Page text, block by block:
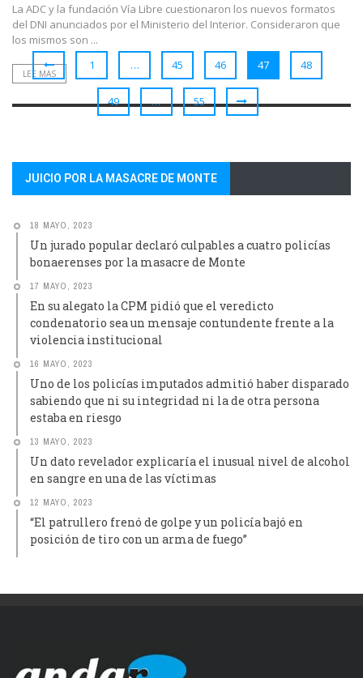
La ADC y la fundación Vía Libre cuestionaron los nuevos formatos
del DNI anunciados por el Ministerio del Interior. Consideraron que
los mismos son ...
LEE MAS
1 … 45 46 47 48
49 … 55
JUICIO POR LA MASACRE DE MONTE
18 MAYO, 2023
Un jurado popular declaró culpables a cuatro policías
bonaerenses por la masacre de Monte
17 MAYO, 2023
En su alegato la CPM pidió que el veredicto
condenatorio sea un mensaje contundente frente a la
violencia institucional
16 MAYO, 2023
Uno de los policías imputados admitió haber disparado
sabiendo que ni su integridad ni la de otra persona
estaba en riesgo
13 MAYO, 2023
Un dato revelador explicaría el inusual nivel de alcohol
en sangre en una de las víctimas
12 MAYO, 2023
“El patrullero frenó de golpe y un policía bajó en
posición de tiro con un arma de fuego”